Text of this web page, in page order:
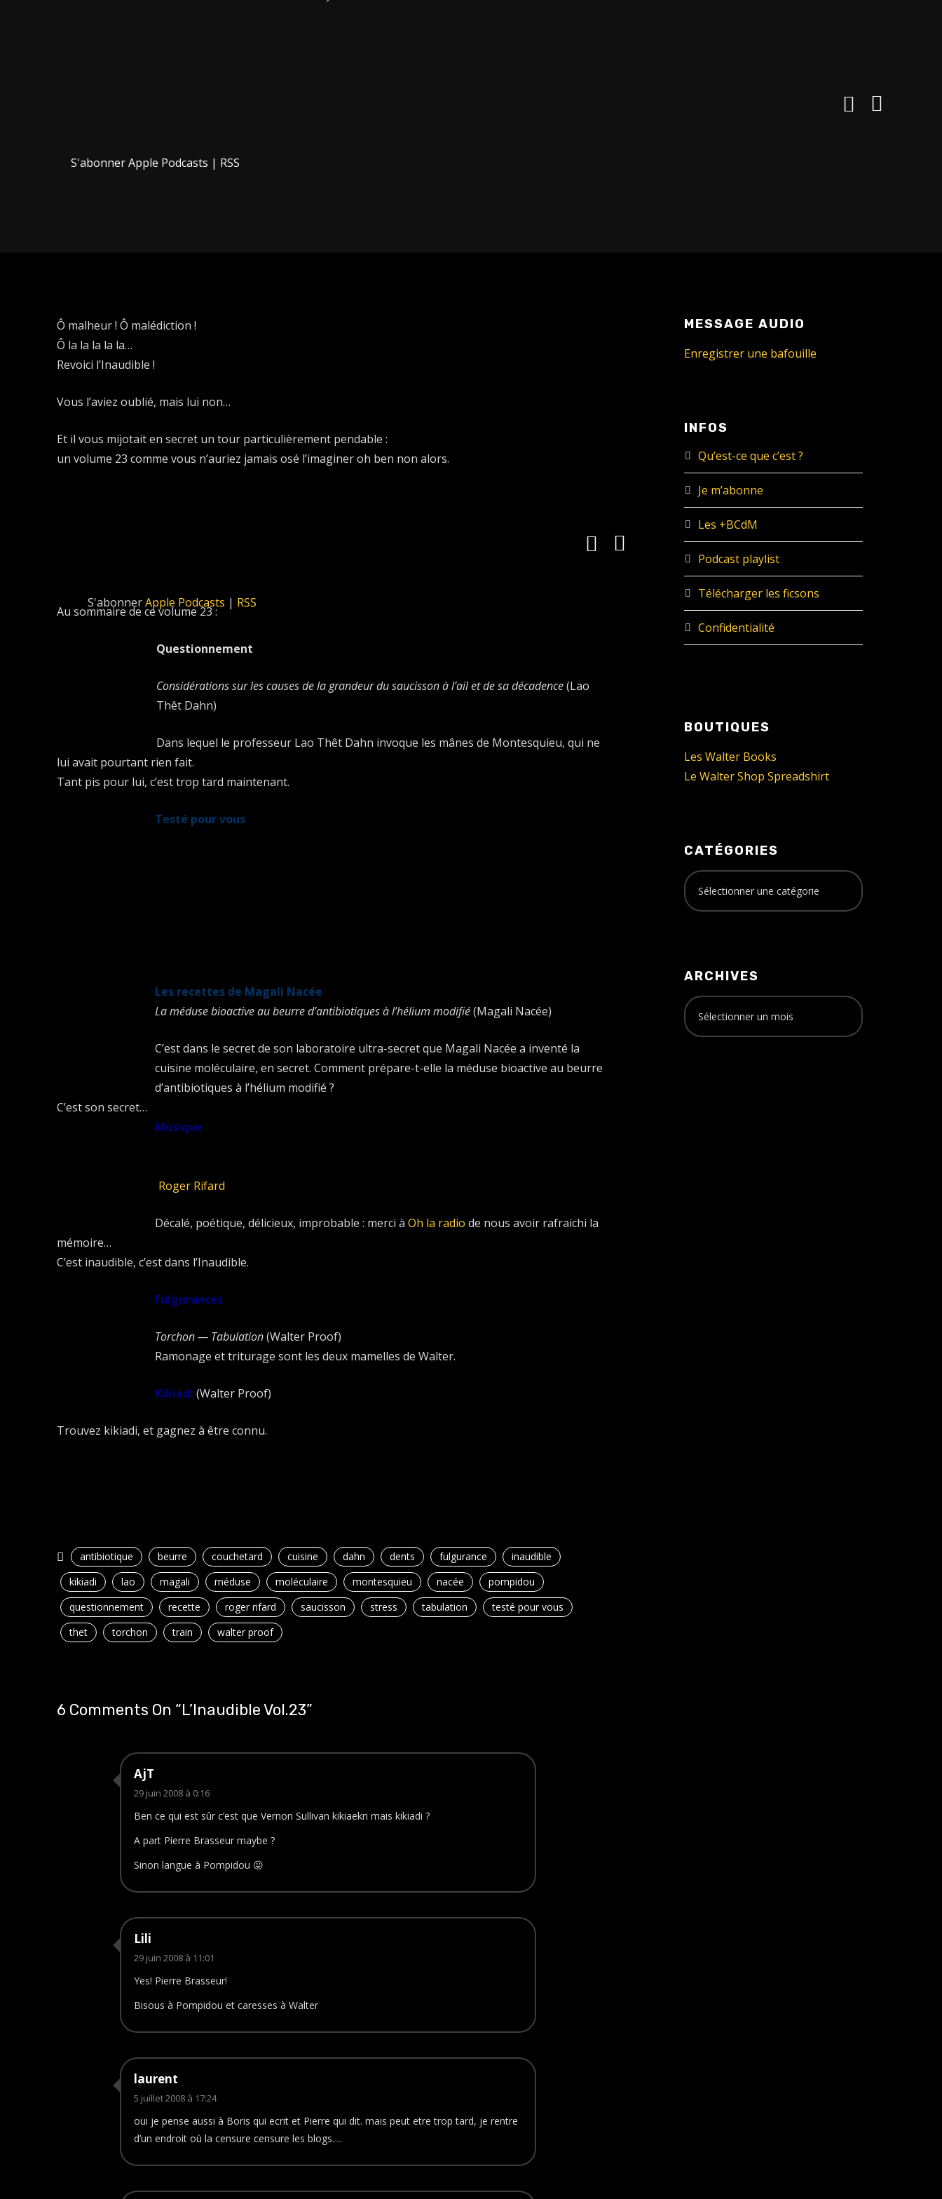
S'abonnerApple Podcasts | RSS
Ô malheur ! Ô malédiction !
Ô la la la la la…
Revoici l’Inaudible !
Vous l’aviez oublié, mais lui non…
Et il vous mijotait en secret un tour particulièrement pendable :
un volume 23 comme vous n’auriez jamais osé l’imaginer oh ben non alors.
S'abonnerApple Podcasts | RSS
Au sommaire de ce volume 23 :
Questionnement
Considérations sur les causes de la grandeur du saucisson à l’ail et de sa décadence(Lao
Thêt Dahn)
Dans lequel le professeur Lao Thêt Dahn invoque les mânes de Montesquieu, qui ne
lui avait pourtant rien fait.
Tant pis pour lui, c’est trop tard maintenant.
Testé pour vous
Les recettes de Magali Nacée
La méduse bioactive au beurre d’antibiotiques à l’hélium modifié(Magali Nacée)
C’est dans le secret de son laboratoire ultra-secret que Magali Nacée a inventé la
cuisine moléculaire, en secret. Comment prépare-t-elle la méduse bioactive au beurre
d’antibiotiques à l’hélium modifié ?
C’est son secret…
Musique
Roger Rifard
Décalé, poétique, délicieux, improbable : merci à Oh la radio de nous avoir rafraichi la
mémoire…
C’est inaudible, c’est dans l’Inaudible.
Fulgurances
Torchon — Tabulation(Walter Proof)
Ramonage et triturage sont les deux mamelles de Walter.
Kikiadi (Walter Proof)
Trouvez kikiadi, et gagnez à être connu.
antibiotique beurre couchetard cuisine dahn dents fulgurance
inaudible
kikiadi
lao magali méduse moléculaire montesquieu nacée
pompidou
questionnement
recette roger rifard saucisson stress tabulation
testé pour vous
thet
torchon train walter proof
6 Comments On “L’Inaudible Vol.23”
AjT
29 juin 2008 à 0:16
Ben ce qui est sûr c’est que Vernon Sullivan kikiaekri mais kikiadi ?
A part Pierre Brasseur maybe ?
Sinon langue à Pompidou 😛
Lili
29 juin 2008 à 11:01
Yes! Pierre Brasseur!
Bisous à Pompidou et caresses à Walter
laurent
5 juillet 2008 à 17:24
oui je pense aussi à Boris qui ecrit et Pierre qui dit. mais peut etre trop tard, je rentre
d’un endroit où la censure censure les blogs….
MESSAGE AUDIO
Enregistrer une bafouille
INFOS
Qu’est-ce que c’est ?
Je m’abonne
Les +BCdM
Podcast playlist
Télécharger les ficsons
Confidentialité
BOUTIQUES
Les Walter Books
Le Walter Shop Spreadshirt
CATÉGORIES
ARCHIVES